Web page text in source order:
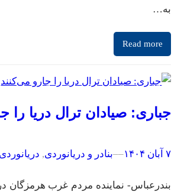
به…
Read more
جباری: صیادان ترال‌ دریا را
۷ آبان ۱۴۰۴ –
–بنادر و دریانوردی, دریانوردی
بندرعباس- نماینده مردم غرب هرمزگان